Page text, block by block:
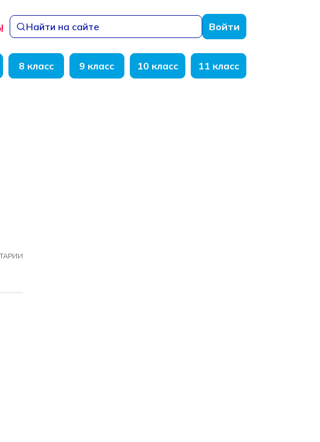
Найти на сайте Войти
8 класс 9 класс 10 класс 11 класс